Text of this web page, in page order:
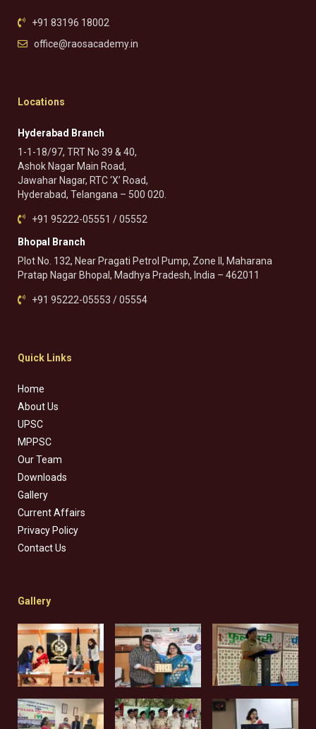
+91 83196 18002
office@raosacademy.in
Locations
Hyderabad Branch
1-1-18/97, TRT No 39 & 40,
Ashok Nagar Main Road,
Jawahar Nagar, RTC ‘X’ Road,
Hyderabad, Telangana – 500 020.
+91 95222-05551 / 05552
Bhopal Branch
Plot No. 132, Near Pragati Petrol Pump, Zone II, Maharana
Pratap Nagar Bhopal, Madhya Pradesh, India – 462011
+91 95222-05553 / 05554
Quick Links
Home
About Us
UPSC
MPPSC
Our Team
Downloads
Gallery
Current Affairs
Privacy Policy
Contact Us
Gallery